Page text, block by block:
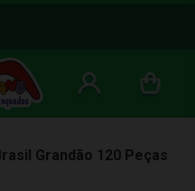
Grandão 120 Peças